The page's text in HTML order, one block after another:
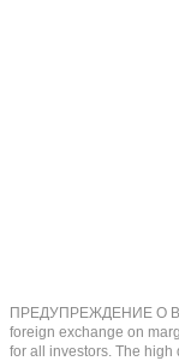
ПРЕДУПРЕЖДЕНИЕ О
foreign exchange on
for all investors. The